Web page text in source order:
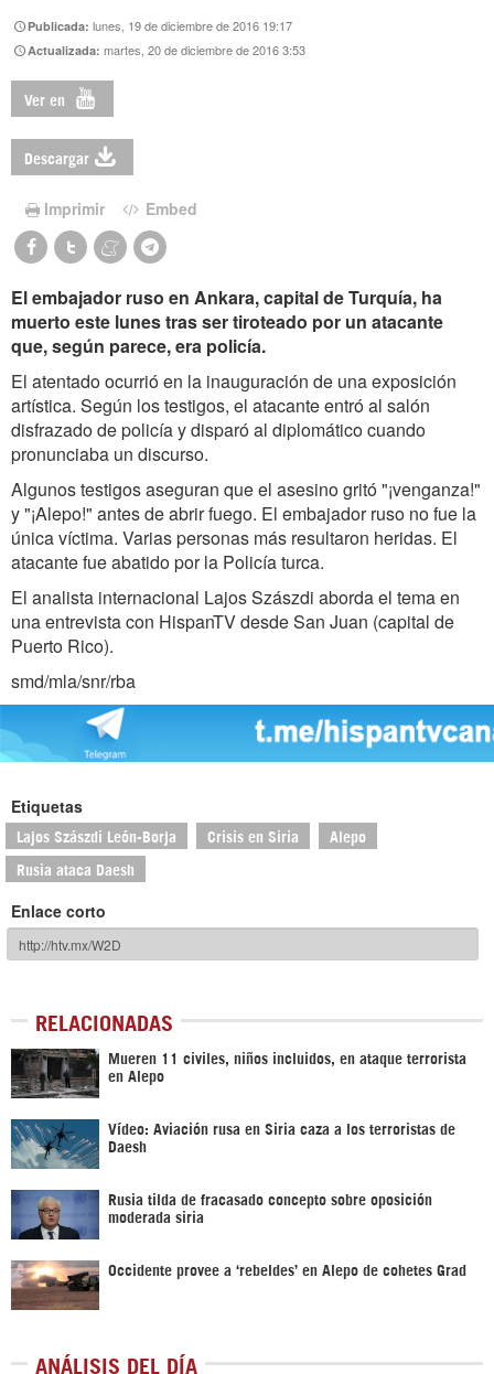
Publicada:lunes, 19 de diciembre de 2016 19:17
Actualizada:martes, 20 de diciembre de 2016 3:53
Ver en
Descargar
Imprimir Embed
El embajador ruso en Ankara, capital de Turquía, ha
muerto este lunes tras ser tiroteado por un atacante
que, según parece, era policía.
El atentado ocurrió en la inauguración de una exposición
artística. Según los testigos, el atacante entró al salón
disfrazado de policía y disparó al diplomático cuando
pronunciaba un discurso.
Algunos testigos aseguran que el asesino gritó "¡venganza!"
y "¡Alepo!" antes de abrir fuego. El embajador ruso no fue la
única víctima. Varias personas más resultaron heridas. El
atacante fue abatido por la Policía turca.
El analista internacional Lajos Szászdi aborda el tema en
una entrevista con HispanTV desde San Juan (capital de
Puerto Rico).
smd/mla/snr/rba
Etiquetas
Lajos Szászdi León-Borja Crisis en Siria Alepo
Rusia ataca Daesh
Enlace corto
RELACIONADAS
Mueren 11 civiles, niños incluidos, en ataque terrorista
en Alepo
Vídeo: Aviación rusa en Siria caza a los terroristas de
Daesh
Rusia tilda de fracasado concepto sobre oposición
moderada siria
Occidente provee a ‘rebeldes’ en Alepo de cohetes Grad
ANÁLISIS DEL DÍA